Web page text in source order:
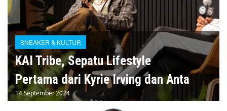
SNEAKER & KULTUR
KAI Tribe, Sepatu Lifestyle
Pertama dari Kyrie Irving dan Anta
14 September 2024